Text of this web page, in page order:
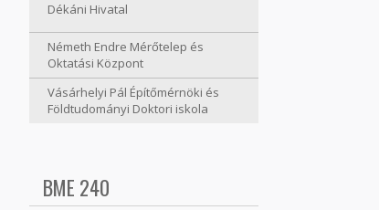
Dékáni Hivatal
Németh Endre Mérőtelep és
Oktatási Központ
Vásárhelyi Pál Építőmérnöki és
Földtudományi Doktori iskola
BME 240